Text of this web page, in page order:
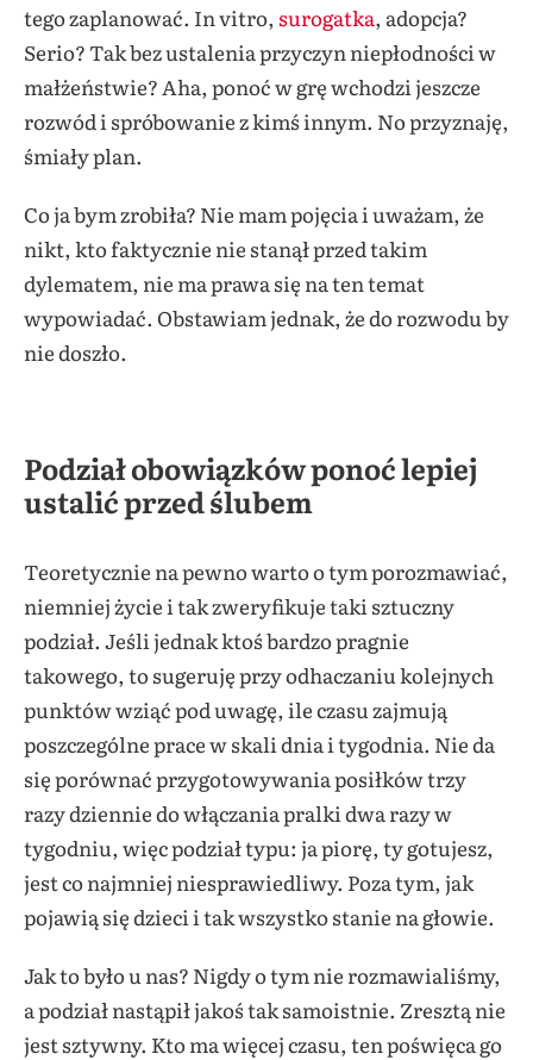
tego zaplanować. In vitro, surogatka, adopcja?
Serio? Tak bez ustalenia przyczyn niepłodności w
małżeństwie? Aha, ponoć w grę wchodzi jeszcze
rozwód i spróbowanie z kimś innym. No przyznaję,
śmiały plan.
Co ja bym zrobiła? Nie mam pojęcia i uważam, że
nikt, kto faktycznie nie stanął przed takim
dylematem, nie ma prawa się na ten temat
wypowiadać. Obstawiam jednak, że do rozwodu by
nie doszło.
Podział obowiązków ponoć lepiej
ustalić przed ślubem
Teoretycznie na pewno warto o tym porozmawiać,
niemniej życie i tak zweryfikuje taki sztuczny
podział. Jeśli jednak ktoś bardzo pragnie
takowego, to sugeruję przy odhaczaniu kolejnych
punktów wziąć pod uwagę, ile czasu zajmują
poszczególne prace w skali dnia i tygodnia. Nie da
się porównać przygotowywania posiłków trzy
razy dziennie do włączania pralki dwa razy w
tygodniu, więc podział typu: ja piorę, ty gotujesz,
jest co najmniej niesprawiedliwy. Poza tym, jak
pojawią się dzieci i tak wszystko stanie na głowie.
Jak to było u nas? Nigdy o tym nie rozmawialiśmy,
a podział nastąpił jakoś tak samoistnie. Zresztą nie
jest sztywny. Kto ma więcej czasu, ten poświęca go